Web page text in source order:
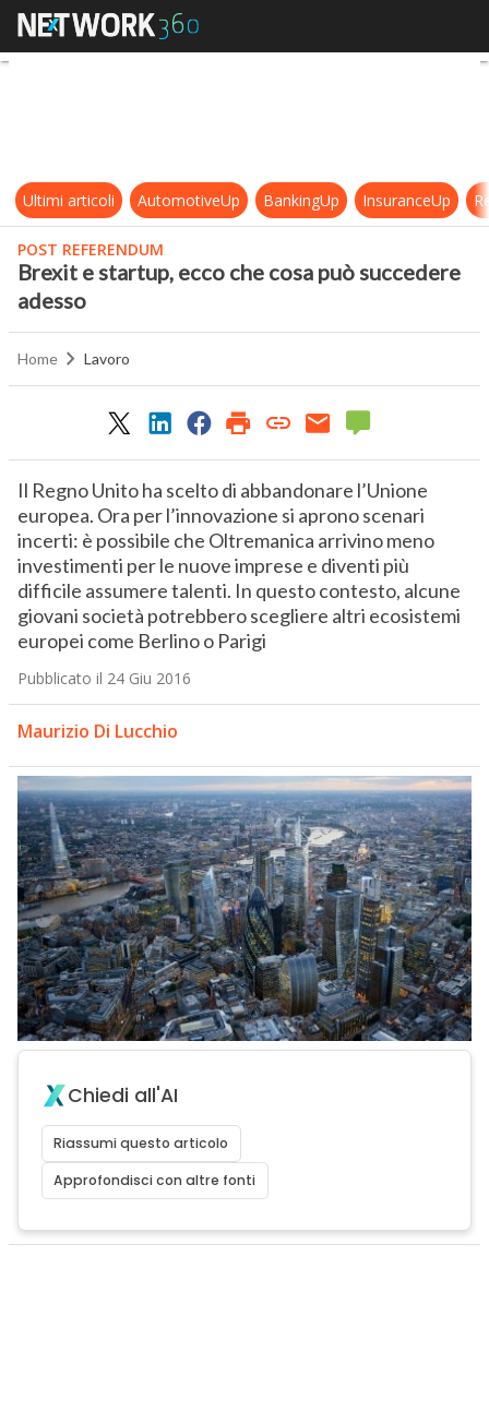
Brexit e startup, ecco che cosa
Ultimi articoli AutomotiveUp BankingUp InsuranceUp
POST REFERENDUM
Brexit e startup, ecco che cosa può succedere
adesso
Home Lavoro
Il Regno Unito ha scelto di abbandonare l’Unione
europea. Ora per l’innovazione si aprono scenari
incerti: è possibile che Oltremanica arrivino meno
investimenti per le nuove imprese e diventi più
difficile assumere talenti. In questo contesto, alcune
giovani società potrebbero scegliere altri ecosistemi
europei come Berlino o Parigi
Pubblicato il 24 Giu 2016
Maurizio Di Lucchio
Chiedi all'AI
Riassumi questo articolo
Approfondisci con altre fonti